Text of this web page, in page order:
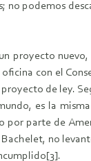
no podemos
proyecto
con el
de ley.
es la
parte de
no